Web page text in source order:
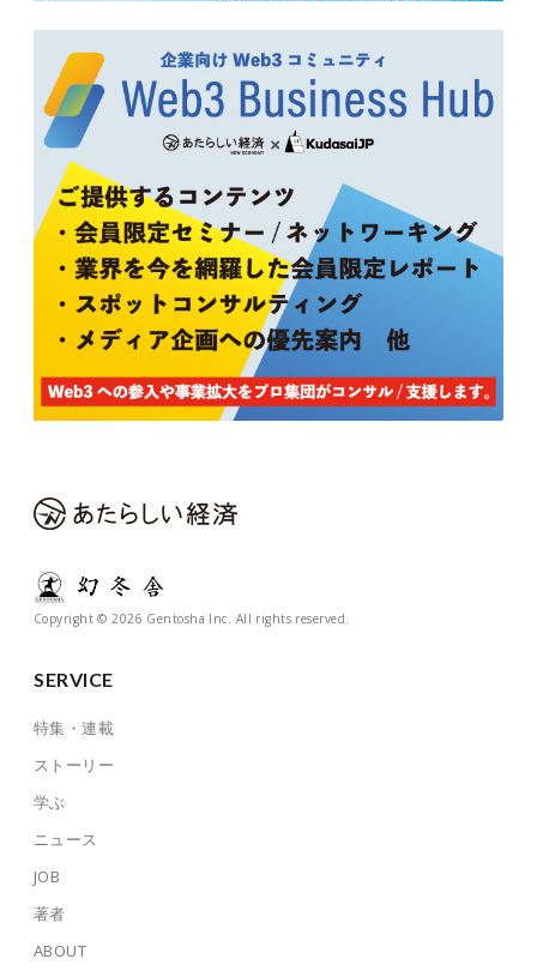
Copyright © 2026 Gentosha Inc. All rights reserved.
SERVICE
特集・連載
ストーリー
学ぶ
ニュース
JOB
著者
ABOUT